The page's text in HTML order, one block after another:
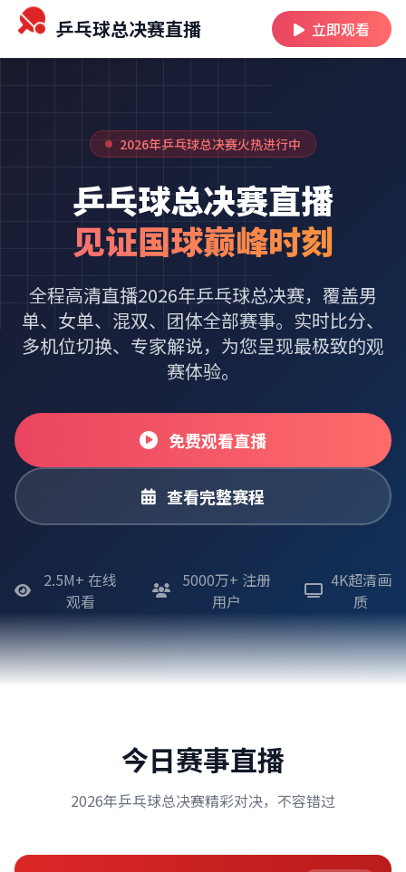
乒乓球总决赛直播 立即观看
2026年乒乓球总决赛火热进行中
乒乓球总决赛直播
见证国球巅峰时刻
全程高清直播2026年乒乓球总决赛，覆盖男
单、女单、混双、团体全部赛事。实时比分、
多机位切换、专家解说，为您呈现最极致的观
赛体验。
免费观看直播
查看完整赛程
2.5M+ 在线
观看
5000万+ 注册
用户
4K超清画
质
今日赛事直播
2026年乒乓球总决赛精彩对决，不容错过